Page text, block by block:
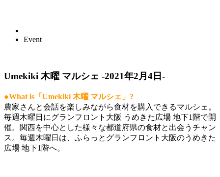
Event
Umekiki 木曜 マルシェ -2021年2月4日-
●What is「Umekiki 木曜 マルシェ」?
農家さんと会話を楽しみながら食材を購入できるマルシェ。
毎週木曜日にグランフロント大阪 うめきた広場 地下1階で開
催。関西を中心とした様々な都道府県の食材と出会うチャン
ス。毎週木曜日は、ふらっとグランフロント大阪のうめきた
広場 地下1階へ。